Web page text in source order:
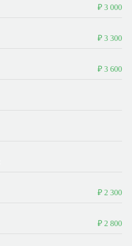
₽ 3 000
₽ 3 300
₽ 3 600
₽ 2 300
₽ 2 800